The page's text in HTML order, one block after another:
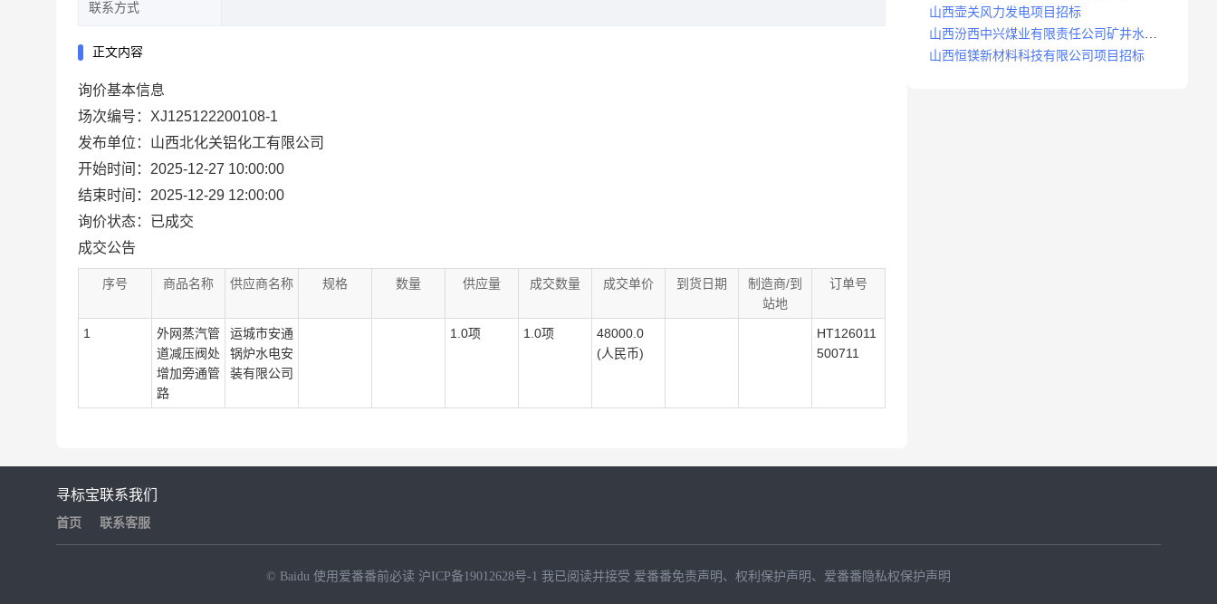
联系方式
正文内容
询价基本信息
场次编号：XJ125122200108-1
发布单位：山西北化关铝化工有限公司
开始时间：2025-12-27 10:00:00
结束时间：2025-12-29 12:00:00
询价状态：已成交
成交公告
序号 商品名称 供应商名称 规格 数量 供应量 成交数量 成交单价 到货日期
制造商/到
站地
订单号
1
外网蒸汽管
道减压阀处
增加旁通管
路
运城市安通
锅炉水电安
装有限公司
1.0项 1.0项
48000.0
(人民币)
HT126011
500711
山西壶关风力发电项目招标
山西汾西中兴煤业有限责任公司矿井水处
理站升级改造项目招标
山西恒镁新材料科技有限公司项目招标
寻标宝
首页
联系我们
联系客服
© Baidu 使用爱番番前必读 沪ICP备19012628号-1 我已阅读并接受 爱番番免责声明 、 权利保护声明 、 爱番番隐私权保护声明